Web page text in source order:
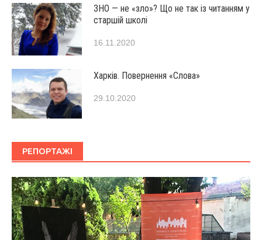
ЗНО — не «зло»? Що не так із читанням у
старшій школі
16.11.2020
Харків. Повернення «Слова»
29.10.2020
РЕПОРТАЖІ